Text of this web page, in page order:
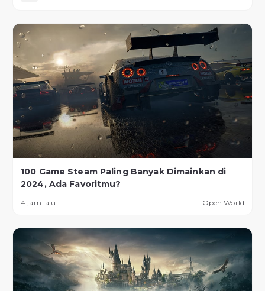
100 Game Steam Paling Banyak Dimainkan di
2024, Ada Favoritmu?
4 jam lalu Open World